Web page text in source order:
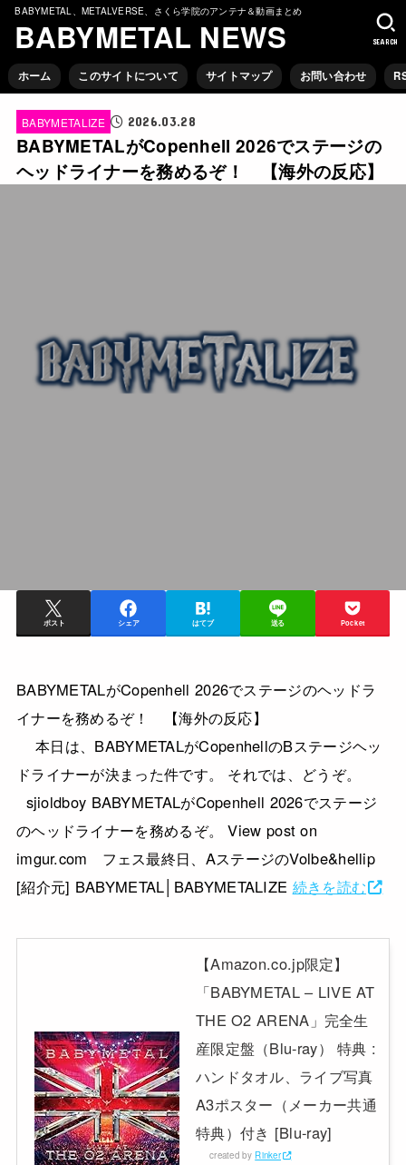
BABYMETAL、METALVERSE、さくら学院のアンテナ＆動画まとめ
BABYMETAL NEWS
ホーム このサイトについて サイトマップ お問い合わせ
SEARCH
BABYMETALIZE 2026.03.28
BABYMETALがCopenhell 2026でステージの
ヘッドライナーを務めるぞ！ 【海外の反応】
ポスト シェア はてブ 送る Pocket
BABYMETALがCopenhell 2026でステージのヘッドラ
イナーを務めるぞ！ 【海外の反応】
本日は、BABYMETALがCopenhellのBステージヘッ
ドライナーが決まった件です。 それでは、どうぞ。
sjioldboy BABYMETALがCopenhell 2026でステージ
のヘッドライナーを務めるぞ。 View post on
imgur.com フェス最終日、AステージのVolbe&hellip
[紹介元] BABYMETAL│BABYMETALIZE 続きを読む
【Amazon.co.jp限定】
「BABYMETAL – LIVE AT
THE O2 ARENA」完全生
産限定盤（Blu-ray） 特典 :
ハンドタオル、ライブ写真
A3ポスター（メーカー共通
特典）付き [Blu-ray]
created by Rinker